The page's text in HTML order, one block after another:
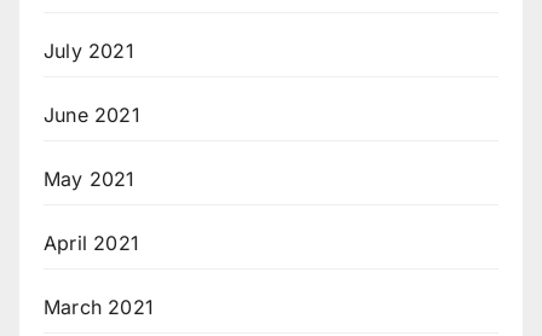
July 2021
June 2021
May 2021
April 2021
March 2021